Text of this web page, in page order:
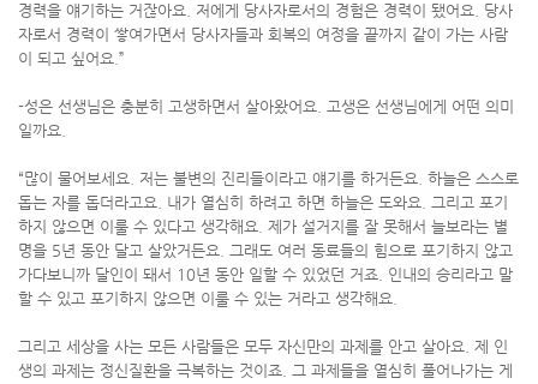
경력을 얘기하는 거잖아요. 저에게 당사자로서의 경험은 경력이 됐어요. 당사
자로서 경력이 쌓여가면서 당사자들과 회복의 여정을 끝까지 같이 가는 사람
이 되고 싶어요.”
-성은 선생님은 충분히 고생하면서 살아왔어요. 고생은 선생님에게 어떤 의미
일까요.
“많이 물어보세요. 저는 불변의 진리들이라고 얘기를 하거든요. 하늘은 스스로
돕는 자를 돕더라고요. 내가 열심히 하려고 하면 하늘은 도와요. 그리고 포기
하지 않으면 이룰 수 있다고 생각해요. 제가 설거지를 잘 못해서 늘보라는 별
명을 5년 동안 달고 살았거든요. 그래도 여러 동료들의 힘으로 포기하지 않고
가다보니까 달인이 돼서 10년 동안 일할 수 있었던 거죠. 인내의 승리라고 말
할 수 있고 포기하지 않으면 이룰 수 있는 거라고 생각해요.
그리고 세상을 사는 모든 사람들은 모두 자신만의 과제를 안고 살아요. 제 인
생의 과제는 정신질환을 극복하는 것이죠. 그 과제들을 열심히 풀어나가는 게